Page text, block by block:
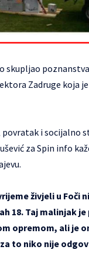
skupljao
Zadruge koja
povratak i socijalno
za Spin info
živjeli u Foči
18. Taj malinjak
opremom, ali je
to niko nije